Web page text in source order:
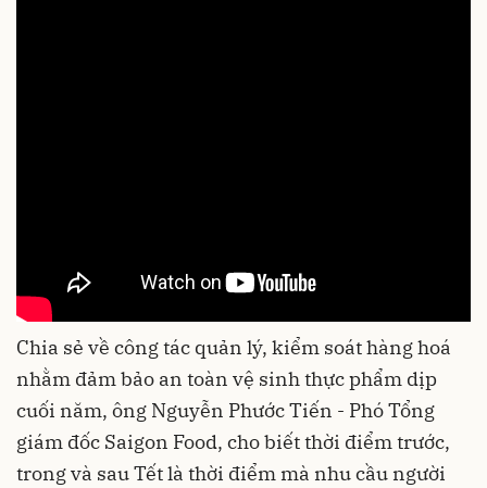
Chia sẻ về công tác quản lý, kiểm soát hàng hoá
nhằm đảm bảo an toàn vệ sinh thực phẩm dịp
cuối năm, ông Nguyễn Phước Tiến - Phó Tổng
giám đốc Saigon Food, cho biết thời điểm trước,
trong và sau Tết là thời điểm mà nhu cầu người